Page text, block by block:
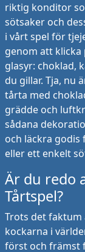
riktig konditor
sötsaker och
i vårt spel för
genom att klicka
glasyr: choklad,
du gillar. Tja, nu
tårta med
grädde och
sådana
och läckra godis
eller ett enkelt
Är du redo
Tårtspel?
Trots det faktum
kockarna i
först och främst